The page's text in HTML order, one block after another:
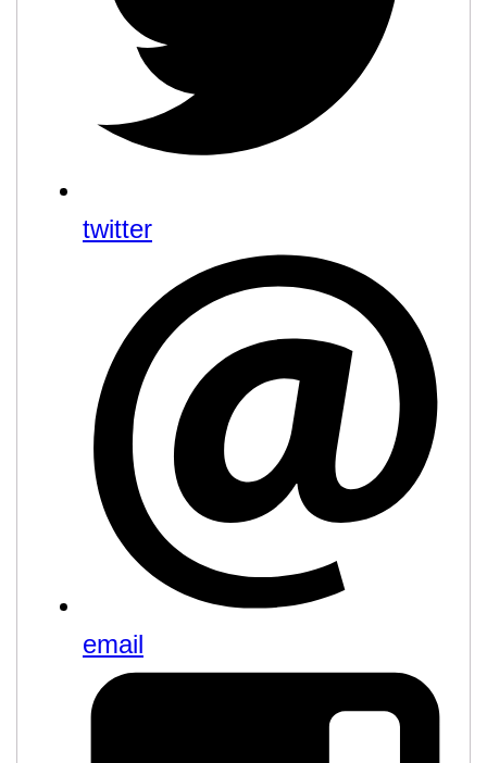
twitter
email